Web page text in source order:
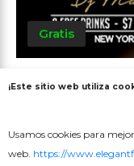
Gratis
Lujo
¡Este sitio web utiliza
Usamos cookies para
web. https://